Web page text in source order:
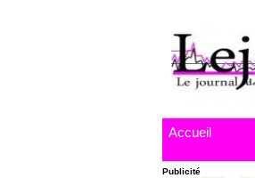
Accueil
Publicité